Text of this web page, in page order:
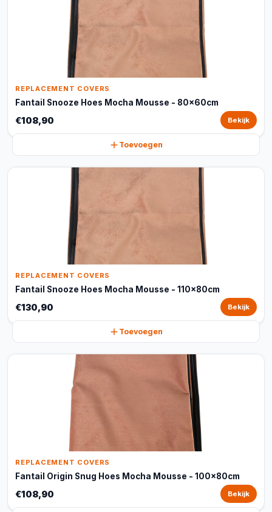
REPLACEMENT COVERS
Fantail Snooze Hoes Mocha Mousse - 80x60cm
€108,90 Bekijk
Toevoegen
REPLACEMENT COVERS
Fantail Snooze Hoes Mocha Mousse - 110x80cm
€130,90 Bekijk
Toevoegen
REPLACEMENT COVERS
Fantail Origin Snug Hoes Mocha Mousse - 100x80cm
€108,90 Bekijk